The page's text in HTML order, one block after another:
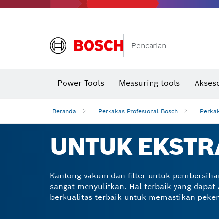
Pencarian
Power Tools Measuring tools
Beranda Perkakas Profesional Bosch
UNTUK
Kantong vakum dan filter untuk
sangat menyulitkan. Hal terbaik yang
berkualitas terbaik untuk memastikan